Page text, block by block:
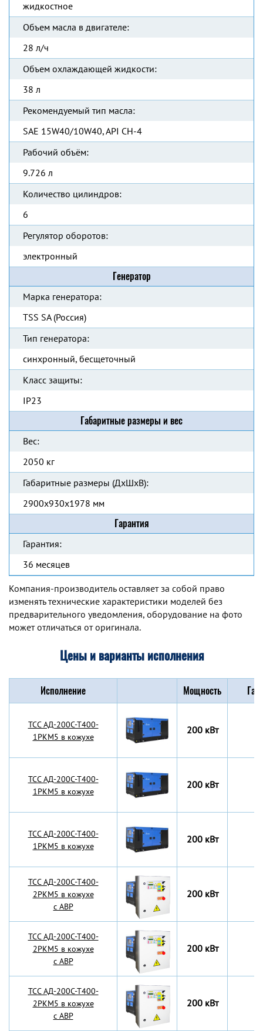
жидкостное
Объем масла в двигателе:
28 л/ч
Объем охлаждающей жидкости:
38 л
Рекомендуемый тип масла:
SAE 15W40/10W40, API CH-4
Рабочий объём:
9.726 л
Количество цилиндров:
6
Регулятор оборотов:
электронный
Генератор
Марка генератора:
TSS SA (Россия)
Тип генератора:
синхронный, бесщеточный
Класс защиты:
IP23
Габаритные размеры и вес
Вес:
2050 кг
Габаритные размеры (ДхШхВ):
2900x930x1978 мм
Гарантия
Гарантия:
36 месяцев
Компания-производитель оставляет за собой право
изменять технические характеристики моделей без
предварительного уведомления, оборудование на фото
может отличаться от оригинала.
Цены и варианты исполнения
Исполнение Мощность
TCC АД-200С-Т400-
1РКМ5 в кожухе
200 кВт
TCC АД-200С-Т400-
1РКМ5 в кожухе
200 кВт
TCC АД-200С-Т400-
1РКМ5 в кожухе
200 кВт
TCC АД-200С-Т400-
2РКМ5 в кожухе
с АВР
200 кВт
TCC АД-200С-Т400-
2РКМ5 в кожухе
с АВР
200 кВт
TCC АД-200С-Т400-
2РКМ5 в кожухе
с АВР
200 кВт